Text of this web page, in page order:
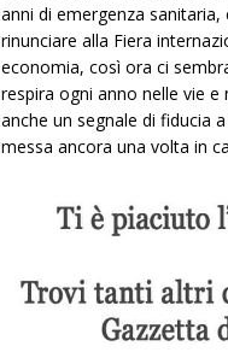
anni di emergenza
rinunciare alla Fiera
economia, così ora ci
respira ogni anno nelle vie
anche un segnale di fiducia
messa ancora una volta in